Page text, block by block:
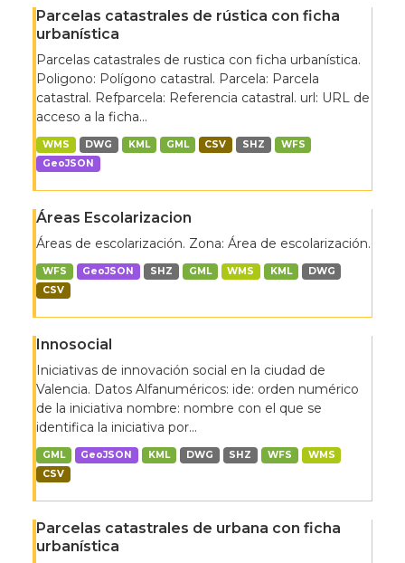
Parcelas catastrales de rústica con ficha
urbanística
Parcelas catastrales de rustica con ficha urbanística.
Poligono: Polígono catastral. Parcela: Parcela
catastral. Refparcela: Referencia catastral. url: URL de
acceso a la ficha...
WMS DWG KML GML CSV SHZ
WFS
GeoJSON
Áreas Escolarizacion
Áreas de escolarización. Zona: Área de escolarización.
WFS GeoJSON SHZ GML WMS KML
DWG
CSV
Innosocial
Iniciativas de innovación social en la ciudad de
Valencia. Datos Alfanuméricos: ide: orden numérico
de la iniciativa nombre: nombre con el que se
identifica la iniciativa por...
GML GeoJSON KML DWG SHZ WFS
WMS
CSV
Parcelas catastrales de urbana con ficha
urbanística